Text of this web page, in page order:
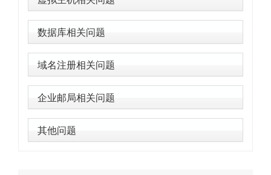
数据库相关问题
域名注册相关问题
企业邮局相关问题
其他问题